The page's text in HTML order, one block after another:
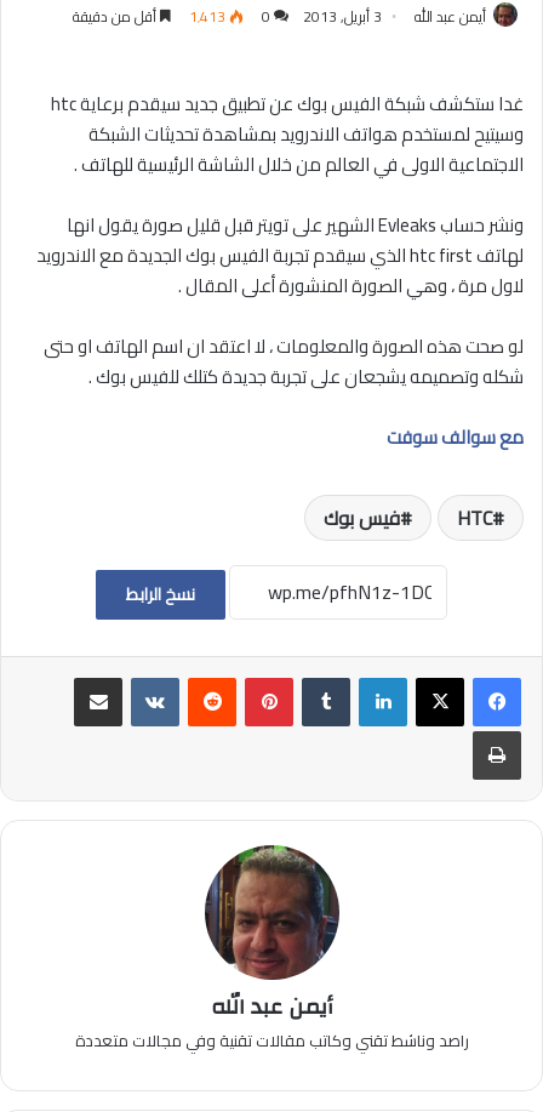
أيمن عبد الله 3 أبريل, 2013 0 1٬413 أقل من دقيقة
غدا ستكشف شبكة الفيس بوك عن تطبيق جديد سيقدم برعاية htc
وسيتيح لمستخدم هواتف الاندرويد بمشاهدة تحديثات الشبكة
الاجتماعية الاولى في العالم من خلال الشاشة الرئيسية للهاتف .
ونشر حساب Evleaks الشهير على تويتر قبل قليل صورة يقول انها
لهاتف htc first الذي سيقدم تجربة الفيس بوك الجديدة مع الاندرويد
لاول مرة ، وهي الصورة المنشورة أعلى المقال .
لو صحت هذه الصورة والمعلومات ، لا اعتقد ان اسم الهاتف او حتى
شكله وتصميمه يشجعان على تجربة جديدة كتلك للفيس بوك .
مع سوالف سوفت
HTC فيس بوك
نسخ الرابط
لينكدإن بينتيريست
مشاركة عبر البريد
طباعة
أيمن عبد الله
راصد وناشط تقني وكاتب مقالات تقنية وفي مجالات متعددة